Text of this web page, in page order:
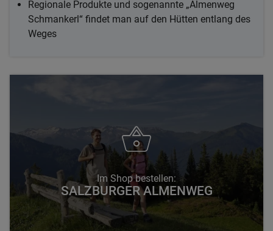
Regionale Produkte und sogenannte „Almenweg
Schmankerl“ findet man auf den Hütten entlang des
Weges
Im Shop bestellen:
SALZBURGER ALMENWEG